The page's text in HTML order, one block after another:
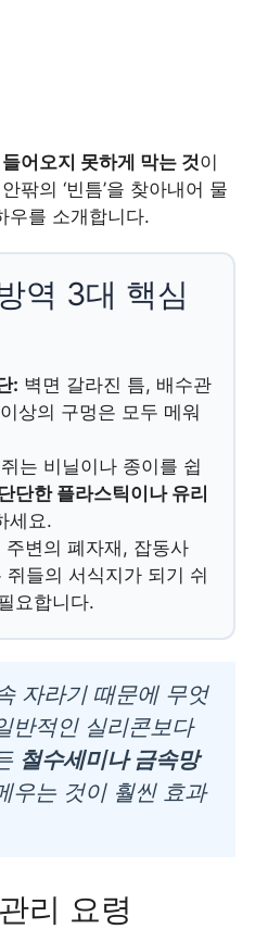
들어오지 못하게 막는 것이
팎의 ‘빈틈’을 찾아내어 물
우를 소개합니다.
역 3대 핵심
: 벽면 갈라진 틈, 배수관
상의 구멍은 모두 메워
쥐는 비닐이나 종이를 쉽
단한 플라스틱이나 유리
세요.
주변의 폐자재, 잡동사
쥐들의 서식지가 되기 쉬
요합니다.
자라기 때문에 무엇
반적인 실리콘보다
철수세미나 금속망
우는 것이 훨씬 효과
리 요령